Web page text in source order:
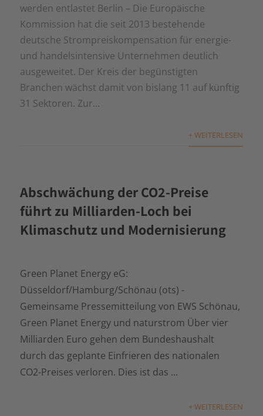
werden entlastet Berlin – Die Europäische
Kommission hat die seit 2013 bestehende
deutsche Strompreiskompensation für energie-
und handelsintensive Unternehmen deutlich
ausgeweitet. Der Kreis der begünstigten
Branchen wächst damit von bislang 11 auf künftig
31 Sektoren. Zur...
+ WEITERLESEN
Abschwächung der CO2-Preise
führt zu Milliarden-Loch bei
Klimaschutz und Modernisierung
Green Planet Energy eG:
Düsseldorf/Hamburg/Schönau (ots) -
Gemeinsame Pressemitteilung von EWS Schönau,
Green Planet Energy und naturstrom Über vier
Milliarden Euro gehen dem Bundeshaushalt
durch das geplante Einfrieren des nationalen
CO2-Preises verloren. Dies ist das ...
+ WEITERLESEN